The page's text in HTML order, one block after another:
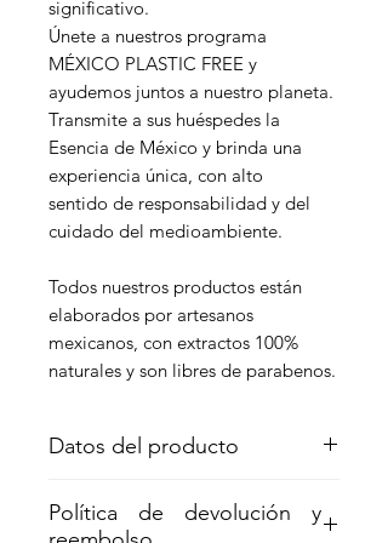
significativo.
Únete a nuestros programa
MÉXICO PLASTIC FREE y
ayudemos juntos a nuestro planeta.
Transmite a sus huéspedes la
Esencia de México y brinda una
experiencia única, con alto
sentido de responsabilidad y del
cuidado del medioambiente.
Todos nuestros productos están
elaborados por artesanos
mexicanos, con extractos 100%
naturales y son libres de parabenos.
Datos del producto
Romero y Nectar de Agave contiene
Política de devolución y